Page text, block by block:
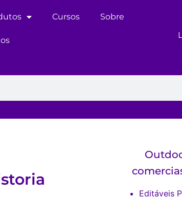
Cursos Sobre
Editáveis